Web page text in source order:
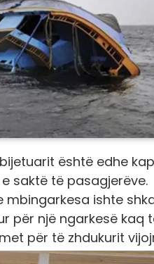
është edhe
saktë të pasagjerëve.
mbingarkesa ishte
për një ngarkesë kaq
për të zhdukurit